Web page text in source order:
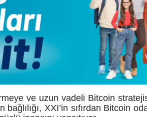
ve uzun vadeli Bitcoin
XXI’in sıfırdan Bitcoin